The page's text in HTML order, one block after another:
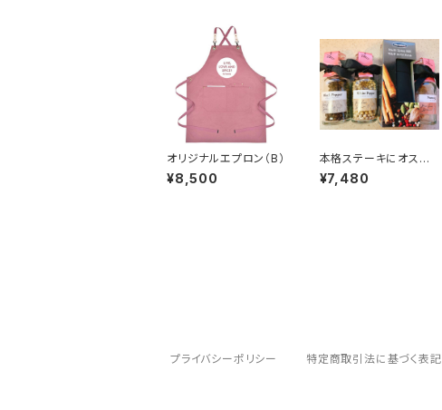
オリジナルエプロン（B）
¥8,500
本格ステーキにオスス
メのセット（スーパーミ
ル付き）
¥7,480
プライバシーポリシー 特定商取引法に基づく表記